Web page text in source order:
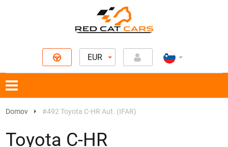
EUR
Domov #492 Toyota C-HR Aut. (IFAR)
Toyota C-HR